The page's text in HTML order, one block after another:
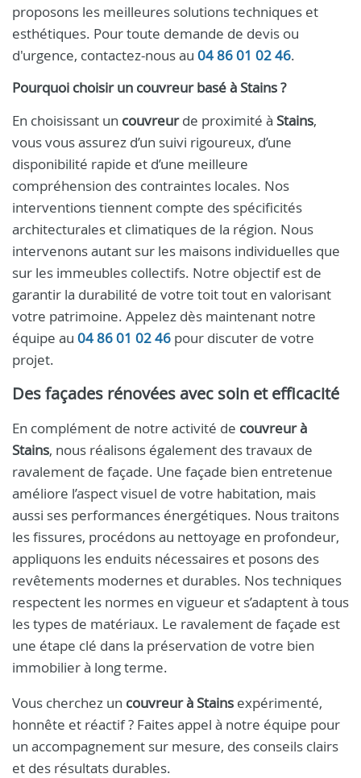
proposons les meilleures solutions techniques et
esthétiques. Pour toute demande de devis ou
d'urgence, contactez-nous au 04 86 01 02 46.
Pourquoi choisir un couvreurbasé àStains?
En choisissant un couvreurde proximité à Stains,
vous vous assurez d’un suivi rigoureux, d’une
disponibilité rapide et d’une meilleure
compréhension des contraintes locales. Nos
interventions tiennent compte des spécificités
architecturales et climatiques de la région. Nous
intervenons autant sur les maisons individuelles que
sur les immeubles collectifs. Notre objectif est de
garantir la durabilité de votre toit tout en valorisant
votre patrimoine. Appelez dès maintenant notre
équipe au 04 86 01 02 46 pour discuter de votre
projet.
Des façades rénovées avec soin et efficacité
En complément de notre activité de couvreur à
Stains, nous réalisons également des travaux de
ravalement de façade. Une façade bien entretenue
améliore l’aspect visuel de votre habitation, mais
aussi ses performances énergétiques. Nous traitons
les fissures, procédons au nettoyage en profondeur,
appliquons les enduits nécessaires et posons des
revêtements modernes et durables. Nos techniques
respectent les normes en vigueur et s’adaptent à tous
les types de matériaux. Le ravalement de façade est
une étape clé dans la préservation de votre bien
immobilier à long terme.
Vous cherchez un couvreur à Stains expérimenté,
honnête et réactif ? Faites appel à notre équipe pour
un accompagnement sur mesure, des conseils clairs
et des résultats durables.